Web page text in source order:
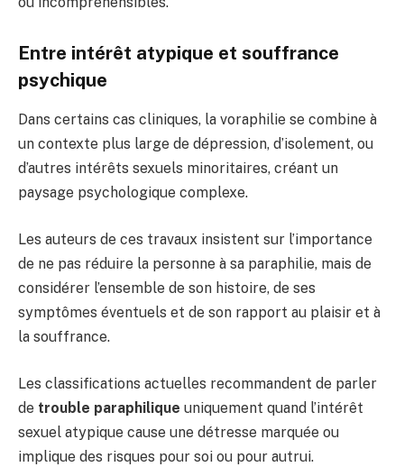
Entre intérêt atypique et souffrance
psychique
Dans certains cas cliniques, la voraphilie se combine à
un contexte plus large de dépression, d’isolement, ou
d’autres intérêts sexuels minoritaires, créant un
paysage psychologique complexe.
Les auteurs de ces travaux insistent sur l’importance
de ne pas réduire la personne à sa paraphilie, mais de
considérer l’ensemble de son histoire, de ses
symptômes éventuels et de son rapport au plaisir et à
la souffrance.
Les classifications actuelles recommandent de parler
de trouble paraphilique uniquement quand l’intérêt
sexuel atypique cause une détresse marquée ou
implique des risques pour soi ou pour autrui.